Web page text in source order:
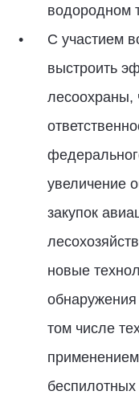
водородном
С участием
выстроить
лесоохраны,
увеличение
закупок
новые
том числе